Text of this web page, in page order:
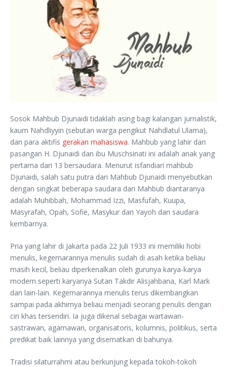
Sosok Mahbub Djunaidi tidaklah asing bagi kalangan jurnalistik,
kaum Nahdliyyin (sebutan warga pengikut Nahdlatul Ulama),
dan para aktifis gerakan mahasiswa. Mahbub yang lahir dari
pasangan H. Djunaidi dan ibu Muschsinati ini adalah anak yang
pertama dari 13 bersaudara. Menurut isfandiari mahbub
Djunaidi, salah satu putra dari Mahbub Djunaidi menyebutkan
dengan singkat beberapa saudara dari Mahbub diantaranya
adalah Muhibbah, Mohammad Izzi, Masfufah, Kuupa,
Masyrafah, Opah, Sofie, Masykur dan Yayoh dan saudara
kembarnya.
Pria yang lahir di Jakarta pada 22 Juli 1933 ini memiliki hobi
menulis, kegemarannya menulis sudah di asah ketika beliau
masih kecil, beliau diperkenalkan oleh gurunya karya-karya
modern seperti karyanya Sutan Takdir Alisjahbana, Karl Mark
dan lain-lain. Kegemarannya menulis terus dikembangkan
sampai pada akhirnya beliau menjadi seorang penulis dengan
ciri khas tersendiri. Ia juga dikenal sebagai wartawan-
sastrawan, agamawan, organisatoris, kolumnis, politikus, serta
predikat baik lainnya yang disematkan di bahunya.
Tradisi silaturrahmi atau berkunjung kepada tokoh-tokoh